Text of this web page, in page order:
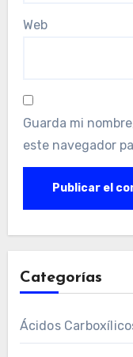
Web
Guarda mi
este navegador
Categorías
Ácidos